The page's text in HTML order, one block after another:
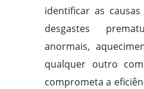
identificar as
desgastes
anormais,
qualquer outro
comprometa a